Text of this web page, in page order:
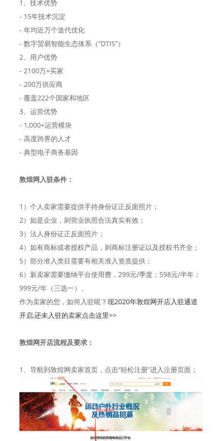
1、技术优势
- 15年技术沉淀
- 年均近万个迭代优化
- 数字贸易智能生态体系（“DTIS”）
2、用户优势
- 2100万+买家
- 200万供应商
- 覆盖222个国家和地区
3、运营优势
- 1,000+运营模块
- 高度跨界的人才
- 典型电子商务基因
敦煌网入驻条件：
1）个人卖家需要提供手持身份证正反面照片；
2）如是企业，则营业执照合法真实有效；
3）法人身份证正反面照片；
4）如有商标或者授权产品，则商标注册证以及授权书齐全；
5）部分准入类目需要有相关准入资质提供；
6）新卖家需要缴纳平台使用费，299元/季度；598元/半年；
999元/年（三选一）。
作为卖家的您，如何入驻呢？现2020年敦煌网开店入驻通道
开启,还未入驻的卖家点击这里>>
敦煌网开店流程及要求：
1、导航到敦煌网卖家首页，点击“轻松注册”进入注册页面；